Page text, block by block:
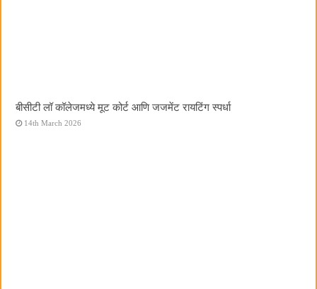
बीसीटी लॉ कॉलेजमध्ये मूट कोर्ट आणि जजमेंट रायटिंग स्पर्धा
14th March 2026